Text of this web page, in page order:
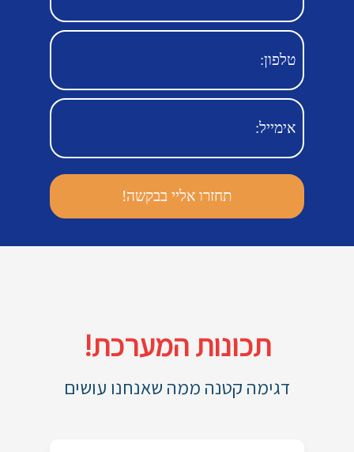
תכונות המערכת!
דגימה קטנה ממה שאנחנו עושים